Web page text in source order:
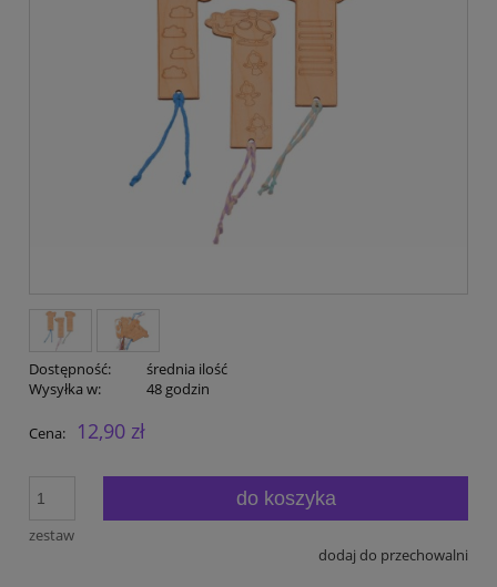
Dostępność:
średnia ilość
Wysyłka w:
48 godzin
Cena: 12,90 zł
zestaw
do koszyka
dodaj do przechowalni